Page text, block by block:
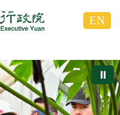
EN
⏸